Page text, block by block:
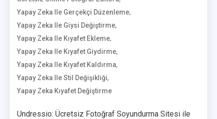
Yapay Zeka Ile Gerçekçi Düzenleme,
Yapay Zeka Ile Giysi Değiştirme,
Yapay Zeka Ile Kıyafet Ekleme,
Yapay Zeka Ile Kıyafet Giydirme,
Yapay Zeka Ile Kıyafet Kaldırma,
Yapay Zeka Ile Stil Değişikliği,
Yapay Zeka Kıyafet Değiştirme
Undressio: Ücretsiz Fotoğraf Soyundurma Sitesi ile